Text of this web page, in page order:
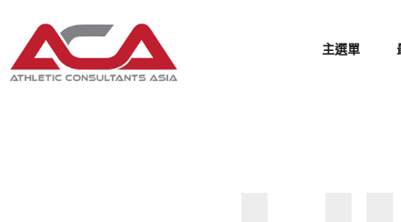
主選單